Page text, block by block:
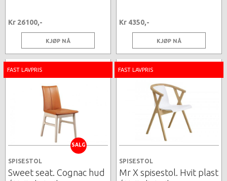
Kr 26100,-
KJØP NÅ
Kr 4350,-
KJØP NÅ
FAST LAVPRIS
SALG
SPISESTOL
Sweet seat. Cognac hud
FAST LAVPRIS
SPISESTOL
Mr X spisestol. Hvit plast